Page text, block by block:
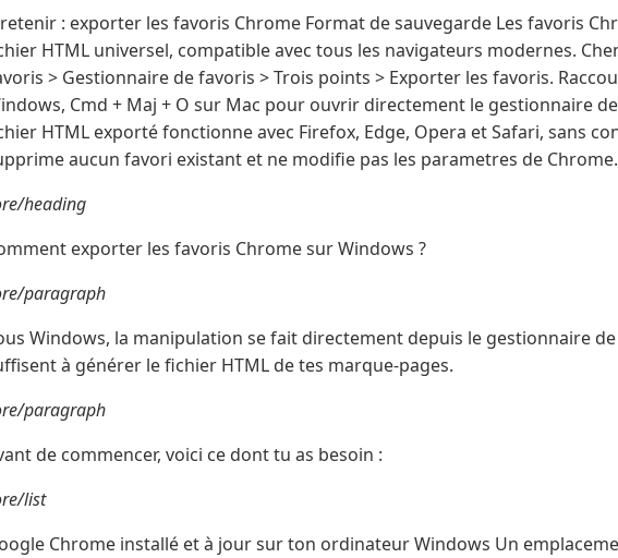
: exporter les favoris Chrome Format de sauvegarde Les favoris
HTML universel, compatible avec tous les navigateurs modernes.
> Gestionnaire de favoris > Trois points > Exporter les favoris.
Cmd + Maj + O sur Mac pour ouvrir directement le gestionnaire
HTML exporté fonctionne avec Firefox, Edge, Opera et Safari, sans
aucun favori existant et ne modifie pas les parametres de Chrome.
heading
exporter les favoris Chrome sur Windows ?
paragraph
Windows, la manipulation se fait directement depuis le gestionnaire
à générer le fichier HTML de tes marque-pages.
paragraph
de commencer, voici ce dont tu as besoin :
list
Chrome installé et à jour sur ton ordinateur Windows Un